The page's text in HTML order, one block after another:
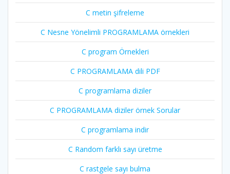
C metin şifreleme
C Nesne Yönelimli PROGRAMLAMA örnekleri
C program Örnekleri
C PROGRAMLAMA dili PDF
C programlama diziler
C PROGRAMLAMA diziler örnek Sorular
C programlama indir
C Random farklı sayı üretme
C rastgele sayı bulma